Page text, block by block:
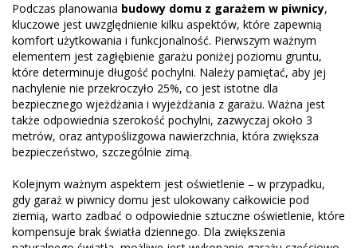
Podczas planowania budowy domu z garażem w piwnicy,
kluczowe jest uwzględnienie kilku aspektów, które zapewnią
komfort użytkowania i funkcjonalność. Pierwszym ważnym
elementem jest zagłębienie garażu poniżej poziomu gruntu,
które determinuje długość pochylni. Należy pamiętać, aby jej
nachylenie nie przekroczyło 25%, co jest istotne dla
bezpiecznego wjeżdżania i wyjeżdżania z garażu. Ważna jest
także odpowiednia szerokość pochylni, zazwyczaj około 3
metrów, oraz antypoślizgowa nawierzchnia, która zwiększa
bezpieczeństwo, szczególnie zimą.
Kolejnym ważnym aspektem jest oświetlenie – w przypadku,
gdy garaż w piwnicy domu jest ulokowany całkowicie pod
ziemią, warto zadbać o odpowiednie sztuczne oświetlenie, które
kompensuje brak światła dziennego. Dla zwiększenia